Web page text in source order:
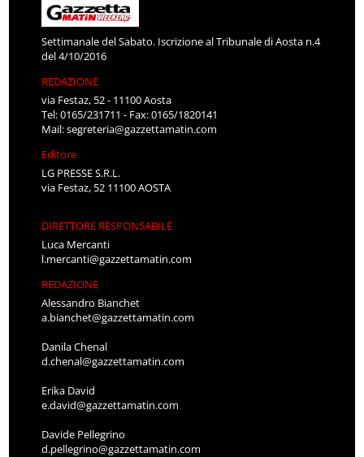
Settimanale del Sabato. Iscrizione al Tribunale di Aosta n.4
del 4/10/2016
REDAZIONE
via Festaz, 52 - 11100 Aosta
Tel: 0165/231711 - Fax: 0165/1820141
Mail:segreteria@gazzettamatin.com
Editore
LG PRESSE S.R.L.
via Festaz, 52 11100 AOSTA
DIRETTORE RESPONSABILE
Luca Mercanti
l.mercanti@gazzettamatin.com
REDAZIONE
Alessandro Bianchet
a.bianchet@gazzettamatin.com
Danila Chenal
d.chenal@gazzettamatin.com
Erika David
e.david@gazzettamatin.com
Davide Pellegrino
d.pellegrino@gazzettamatin.com